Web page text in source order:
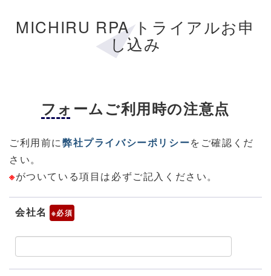
MICHIRU RPA トライアルお申
し込み
フォームご利用時の注意点
ご利用前に弊社プライバシーポリシーをご確認くだ
さい。
※がついている項目は必ずご記入ください。
会社名 ※